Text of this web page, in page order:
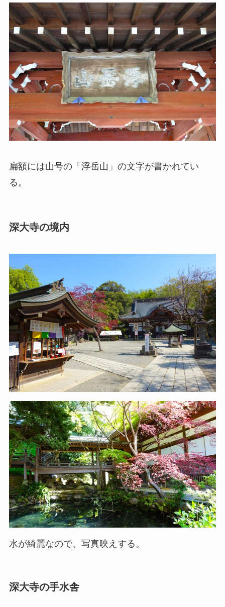
扁額には山号の「浮岳山」の文字が書かれてい
る。
深大寺の境内
水が綺麗なので、写真映えする。
深大寺の手水舎